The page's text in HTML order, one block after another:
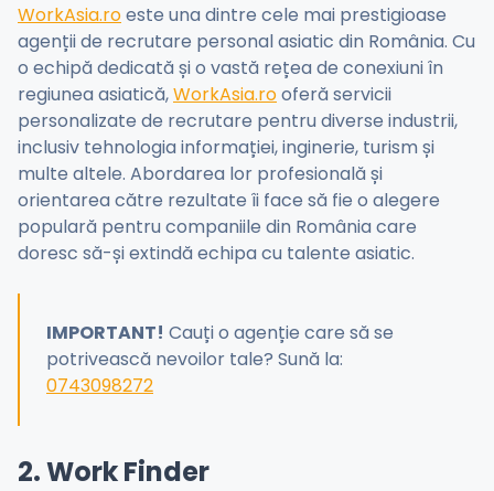
WorkAsia.roeste una dintre cele mai prestigioase
agenții de recrutare personal asiatic din România. Cu
o echipă dedicată și o vastă rețea de conexiuni în
regiunea asiatică,WorkAsia.rooferă servicii
personalizate de recrutare pentru diverse industrii,
inclusiv tehnologia informației, inginerie, turism și
multe altele. Abordarea lor profesională și
orientarea către rezultate îi face să fie o alegere
populară pentru companiile din România care
doresc să-și extindă echipa cu talente asiatic.
IMPORTANT! Cauți o agenție care să se
potrivească nevoilor tale? Sună la:
0743098272
2. Work Finder